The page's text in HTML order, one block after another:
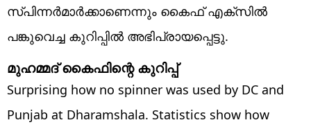
സ്പിന്നർമാർക്കാണെന്നും കൈഫ് എക്‌സില്‍
പങ്കുവെച്ച കുറിപ്പില്‍ അഭിപ്രായപ്പെട്ടു.
മുഹമ്മദ് കൈഫിന്റെ കുറിപ്പ്‌
Surprising how no spinner was used by DC and
Punjab at Dharamshala. Statistics show how